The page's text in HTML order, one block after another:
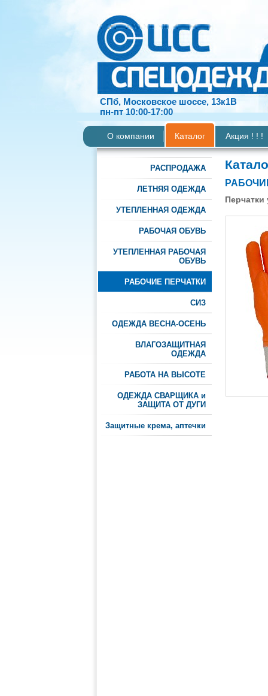
СПб, Московское шоссе, 13к1В
пн-пт 10:00-17:00
О компании Каталог Акция ! ! !
РАСПРОДАЖА
ЛЕТНЯЯ ОДЕЖДА
УТЕПЛЕННАЯ ОДЕЖДА
РАБОЧАЯ ОБУВЬ
УТЕПЛЕННАЯ РАБОЧАЯ
ОБУВЬ
РАБОЧИЕ ПЕРЧАТКИ
СИЗ
ОДЕЖДА ВЕСНА-ОСЕНЬ
ВЛАГОЗАЩИТНАЯ
ОДЕЖДА
РАБОТА НА ВЫСОТЕ
ОДЕЖДА СВАРЩИКА и
ЗАЩИТА ОТ ДУГИ
Защитные крема, аптечки
Перчатки